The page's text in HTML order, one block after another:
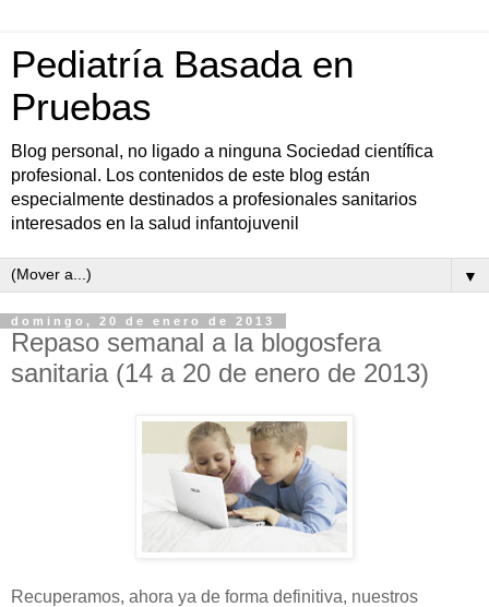
Pediatría Basada en
Pruebas
Blog personal, no ligado a ninguna Sociedad científica
profesional. Los contenidos de este blog están
especialmente destinados a profesionales sanitarios
interesados en la salud infantojuvenil
▼
domingo, 20 de enero de 2013
Repaso semanal a la blogosfera
sanitaria (14 a 20 de enero de 2013)
Recuperamos, ahora ya de forma definitiva, nuestros